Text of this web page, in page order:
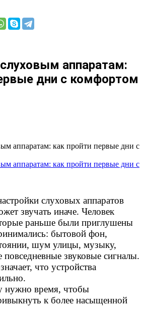
аппаратам:
дни с комфортом
аппаратам: как пройти первые дни с
слуховых аппаратов
звучать иначе. Человек
раньше были приглушены
бытовой фон,
шум улицы, музыку,
повседневные звуковые сигналы.
что устройства
нужно время, чтобы
к более насыщенной